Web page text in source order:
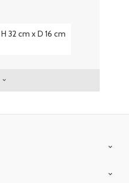
32 cm x D 16 cm